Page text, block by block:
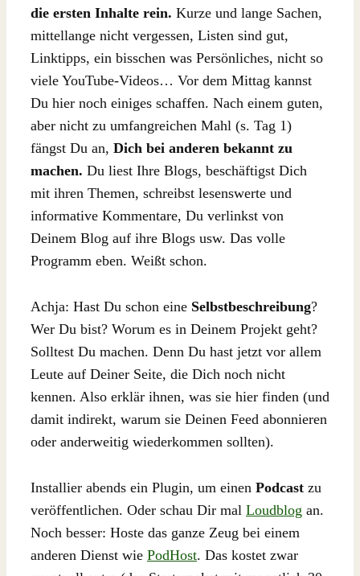
die ersten Inhalte rein. Kurze und lange Sachen,
mittellange nicht vergessen, Listen sind gut,
Linktipps, ein bisschen was Persönliches, nicht so
viele YouTube-Videos… Vor dem Mittag kannst
Du hier noch einiges schaffen. Nach einem guten,
aber nicht zu umfangreichen Mahl (s. Tag 1)
fängst Du an, Dich bei anderen bekannt zu
machen. Du liest Ihre Blogs, beschäftigst Dich
mit ihren Themen, schreibst lesenswerte und
informative Kommentare, Du verlinkst von
Deinem Blog auf ihre Blogs usw. Das volle
Programm eben. Weißt schon.
Achja: Hast Du schon eine Selbstbeschreibung?
Wer Du bist? Worum es in Deinem Projekt geht?
Solltest Du machen. Denn Du hast jetzt vor allem
Leute auf Deiner Seite, die Dich noch nicht
kennen. Also erklär ihnen, was sie hier finden (und
damit indirekt, warum sie Deinen Feed abonnieren
oder anderweitig wiederkommen sollten).
Installier abends ein Plugin, um einen Podcast zu
veröffentlichen. Oder schau Dir mal Loudblog an.
Noch besser: Hoste das ganze Zeug bei einem
anderen Dienst wie PodHost. Das kostet zwar